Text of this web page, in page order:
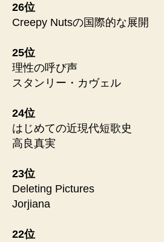
26位
Creepy Nutsの国際的な展開
25位
理性の呼び声
スタンリー・カヴェル
24位
はじめての近現代短歌史
高良真実
23位
Deleting Pictures
Jorjiana
22位